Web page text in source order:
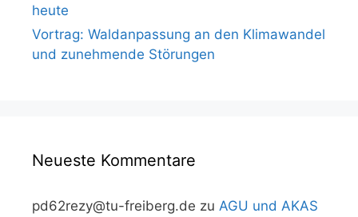
heute
Vortrag: Waldanpassung an den Klimawandel
und zunehmende Störungen
Neueste Kommentare
pd62rezy@tu-freiberg.de zu AGU und AKAS